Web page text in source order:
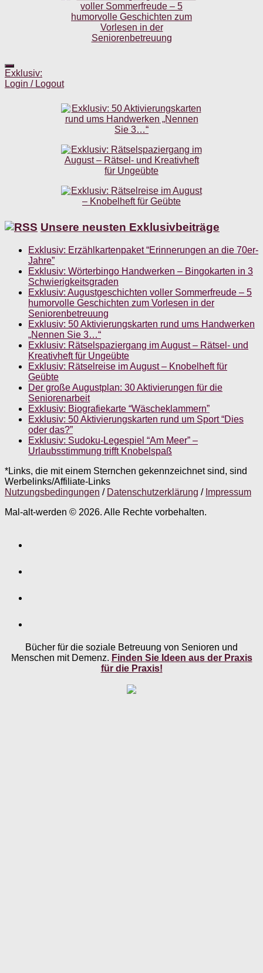
Exklusiv:
Login / Logout
Unsere neusten Exklusivbeiträge
Exklusiv: Erzählkartenpaket “Erinnerungen an die 70er-
Jahre”
Exklusiv: Wörterbingo Handwerken – Bingokarten in 3
Schwierigkeitsgraden
Exklusiv: Augustgeschichten voller Sommerfreude – 5
humorvolle Geschichten zum Vorlesen in der
Seniorenbetreuung
Exklusiv: 50 Aktivierungskarten rund ums Handwerken
„Nennen Sie 3…“
Exklusiv: Rätselspaziergang im August – Rätsel- und
Kreativheft für Ungeübte
Exklusiv: Rätselreise im August – Knobelheft für
Geübte
Der große Augustplan: 30 Aktivierungen für die
Seniorenarbeit
Exklusiv: Biografiekarte “Wäscheklammern”
Exklusiv: 50 Aktivierungskarten rund um Sport “Dies
oder das?”
Exklusiv: Sudoku-Legespiel “Am Meer” –
Urlaubsstimmung trifft Knobelspaß
*Links, die mit einem Sternchen gekennzeichnet sind, sind
Werbelinks/Affiliate-Links
Nutzungsbedingungen / Datenschutzerklärung / Impressum
Mal-alt-werden © 2026. Alle Rechte vorbehalten.
Bücher für die soziale Betreuung von Senioren und
Menschen mit Demenz. Finden Sie Ideen aus der Praxis
für die Praxis!